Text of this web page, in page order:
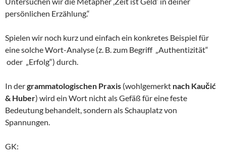
persönlichen Erzählung.“
Spielen wir noch kurz und einfach ein konkretes Beispiel für
eine solche Wort-Analyse (z. B. zum Begriff „Authentizität“
oder „Erfolg“) durch.
In dergrammatologischen Praxis (wohlgemerkt nach Kaučić
& Huber) wird ein Wort nicht als Gefäß für eine feste
Bedeutung behandelt, sondern als Schauplatz von
Spannungen.
GK: